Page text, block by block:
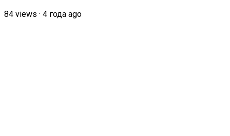
84 views · 4 года ago